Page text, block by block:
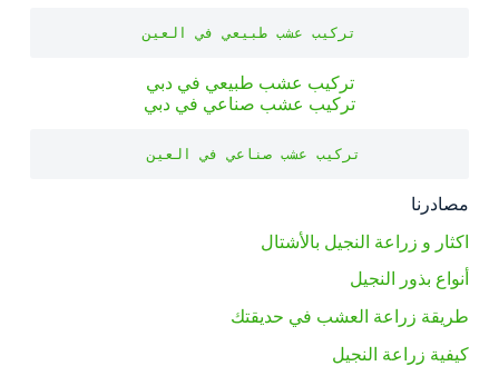
تركيب عشب طبيعي في العين
تركيب عشب طبيعي في دبي
تركيب عشب صناعي في دبي
تركيب عشب صناعي في العين
مصادرنا
اكثار و زراعة النجيل بالأشتال
أنواع بذور النجيل
طريقة زراعة العشب في حديقتك
كيفية زراعة النجيل